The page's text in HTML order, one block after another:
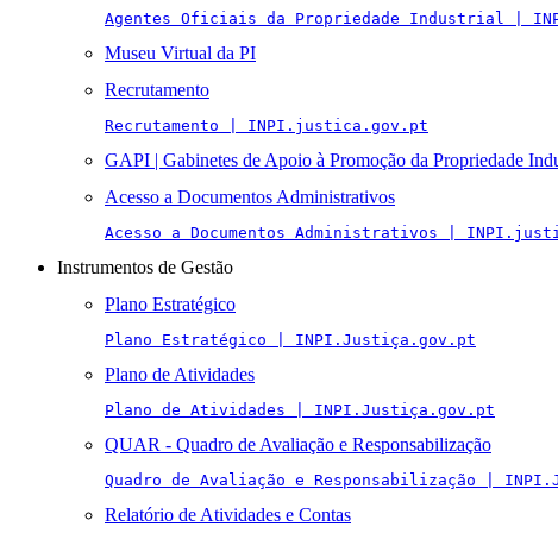
Agentes Oficiais da Propriedade Industrial |
Museu Virtual da PI
Recrutamento
Recrutamento | INPI.justica.gov.pt
GAPI | Gabinetes de Apoio à Promoção da Propriedade
Acesso a Documentos Administrativos
Acesso a Documentos Administrativos |
Instrumentos de Gestão
Plano Estratégico
Plano Estratégico | INPI.Justiça.gov.pt
Plano de Atividades
Plano de Atividades | INPI.Justiça.gov.pt
QUAR - Quadro de Avaliação e Responsabilização
Quadro de Avaliação e Responsabilização |
Relatório de Atividades e Contas